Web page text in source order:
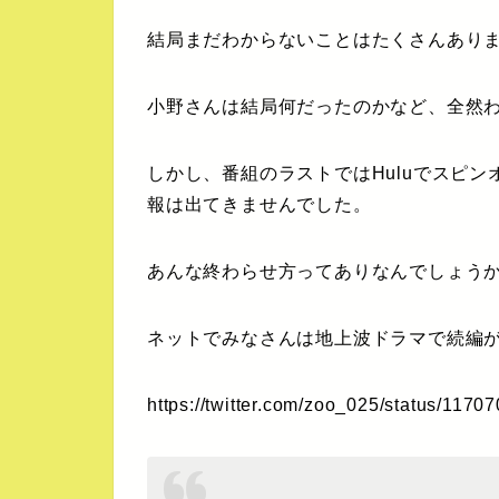
結局まだわからないことはたくさんあり
小野さんは結局何だったのかなど、全然
しかし、番組のラストではHuluでスピ
報は出てきませんでした。
あんな終わらせ方ってありなんでしょう
ネットでみなさんは地上波ドラマで続編
https://twitter.com/zoo_025/status/